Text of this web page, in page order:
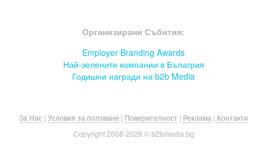
Организирани Събития:
Employer Branding Awards
Най-зелените компании в Бълагрия
Годишни награди на b2b Media
За Нас | Условия за ползване | Поверителност | Реклама | Контакти
Copyright 2008-2026 © b2bmedia.bg